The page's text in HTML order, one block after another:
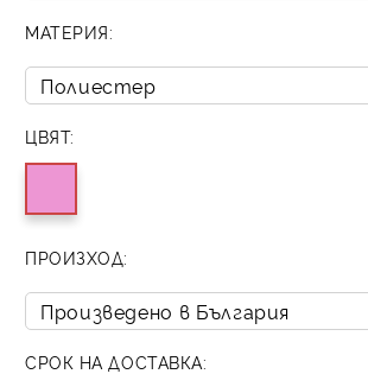
МАТЕРИЯ:
ЦВЯТ:
ПРОИЗХОД:
СРОК НА ДОСТАВКА: